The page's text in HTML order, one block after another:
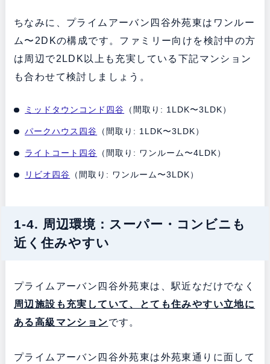
ちなみに、プライムアーバン四谷外苑東はワンルー
ム〜2DKの構成です。ファミリー向けを検討中の方
は周辺で2LDK以上も充実している下記マンション
も合わせて検討しましょう。
ミッドタウンコンド四谷 （間取り: 1LDK〜3LDK）
パークハウス四谷 （間取り: 1LDK〜3LDK）
ライトコート四谷 （間取り: ワンルーム〜4LDK）
リビオ四谷 （間取り: ワンルーム〜3LDK）
1-4. 周辺環境：スーパー・コンビニも
近く住みやすい
プライムアーバン四谷外苑東は、駅近なだけでなく
周辺施設も充実していて、とても住みやすい立地に
ある高級マンションです。
プライムアーバン四谷外苑東は外苑東通りに面して